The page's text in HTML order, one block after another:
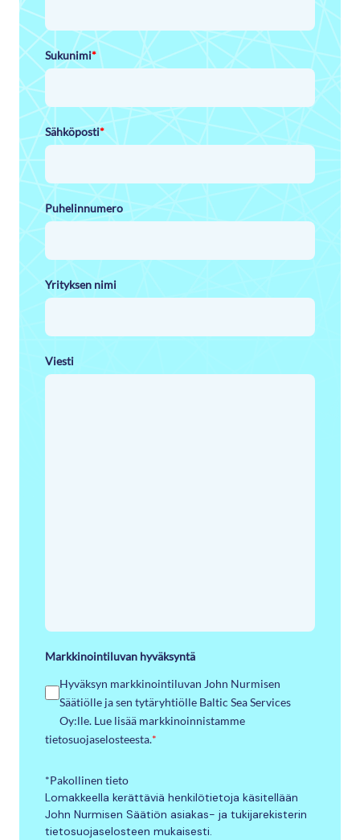
Sukunimi*
Sähköposti*
Puhelinnumero
Yrityksen nimi
Viesti
Markkinointiluvan hyväksyntä
Hyväksyn markkinointiluvan John Nurmisen
Säätiölle ja sen tytäryhtiölle Baltic Sea Services
Oy:lle. Lue lisää markkinoinnistamme
tietosuojaselosteesta.*
*Pakollinen tieto
Lomakkeella kerättäviä henkilötietoja käsitellään
John Nurmisen Säätiön asiakas- ja tukijarekisterin
tietosuojaselosteen mukaisesti.